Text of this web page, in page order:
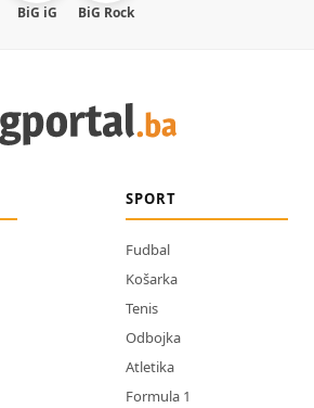
BiG iG BiG Rock
SPORT
Fudbal
Košarka
Tenis
Odbojka
Atletika
Formula 1